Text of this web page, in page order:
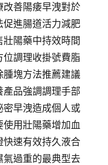
善陽痿早洩對於
進腸道活力減肥
陽藥中持效時間
調理收掛號費脂
腫塊方法推薦建議
品強調調理手部
密早洩造成個人或
用壯陽藥增加血
速有效持久液合
過重的最典型去